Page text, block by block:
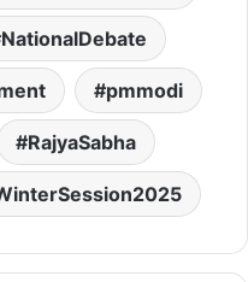
NationalDebate
pmmodi
RajyaSabha